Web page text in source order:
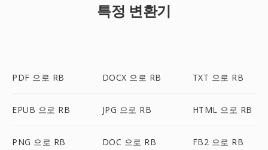
특정 변환기
PDF 으로 RB DOCX 으로 RB TXT 으로 RB
EPUB 으로 RB JPG 으로 RB HTML 으로 RB
PNG 으로 RB DOC 으로 RB FB2 으로 RB